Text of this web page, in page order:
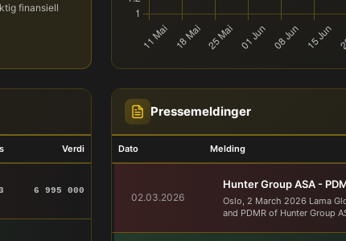
finansiell
Verdi
6 995 000
Pressemeldinger
Dato Melding
02.03.2026
Hunter Group ASA -
Oslo, 2 March 2026 Lama
and PDMR of Hunter Group